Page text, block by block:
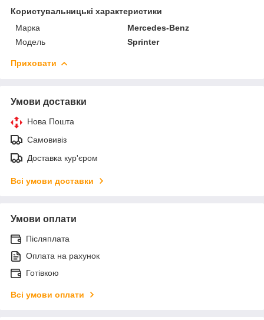
Користувальницькі характеристики
Марка
Mercedes-Benz
Модель
Sprinter
Приховати
Умови доставки
Нова Пошта
Самовивіз
Доставка кур'єром
Всі умови доставки
Умови оплати
Післяплата
Оплата на рахунок
Готівкою
Всі умови оплати